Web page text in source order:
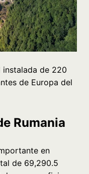
instalada de 220
de Europa del
Rumania
en
de 69,290.5